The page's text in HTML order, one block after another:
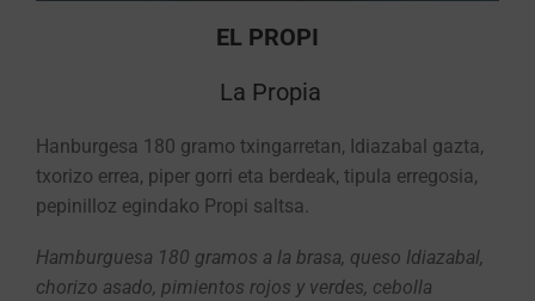
EL PROPI
La Propia
Hanburgesa 180 gramo txingarretan, Idiazabal gazta,
txorizo errea, piper gorri eta berdeak, tipula erregosia,
pepinilloz egindako Propi saltsa.
Hamburguesa 180 gramos a la brasa, queso Idiazabal,
chorizo asado, pimientos rojos y verdes, cebolla